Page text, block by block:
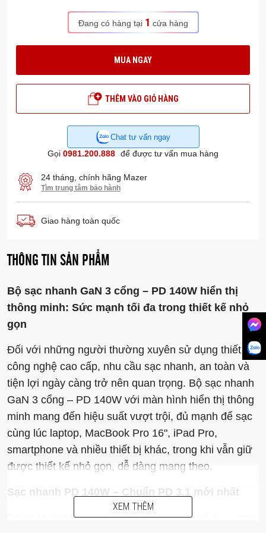
Đang có hàng tại 1 cửa hàng
MUA NGAY
THÊM VÀO GIỎ HÀNG
Chat tư vấn ngay
Gọi 0981.200.888 để được tư vấn mua hàng
24 tháng, chính hãng Mazer
Tìm trung tâm bảo hành
Giao hàng toàn quốc
THÔNG TIN SẢN PHẨM
Bộ sạc nhanh GaN 3 cổng – PD 140W hiển thị
thông minh: Sức mạnh tối đa trong thiết kế nhỏ
gọn
Đối với những người thường xuyên sử dụng thiết bị
công nghệ cao cấp, nhu cầu sạc nhanh, an toàn và
tiện lợi ngày càng trở nên quan trọng. Bộ sạc nhanh
GaN 3 cổng – PD 140W với màn hình hiển thị thông
minh mang đến hiệu suất vượt trội, đủ mạnh để sạc
cùng lúc laptop, MacBook Pro 16", iPad Pro,
smartphone và nhiều thiết bị khác, trong khi vẫn giữ
được thiết kế nhỏ gọn, dễ dàng mang theo.
Sạc nhanh PD 140W – Chuẩn PD 3.1 mới nhất
Trang bị công nghệ Power Delivery 3.1, bộ sạc cung
XEM THÊM